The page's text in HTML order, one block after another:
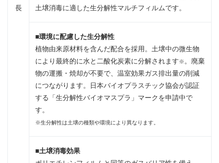
長
土壌消毒に適した生分解性マルチフィルムです。
■環境に配慮した生分解性
植物由来原材料を含んだ配合を採用。土壌中の微生物
により最終的に水と二酸化炭素に分解されます※ 。廃棄
物の運搬・焼却が不要で、温室効果ガス排出量の削減
につながります。日本バイオプラスチック協会が認証
する「生分解性バイオマスプラ」マークを申請中で
す。
※生分解性は土壌の種類や環境により異なります。
■土壌消毒効果